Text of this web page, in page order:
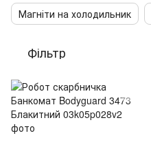
Магніти на холодильник
Фільтр